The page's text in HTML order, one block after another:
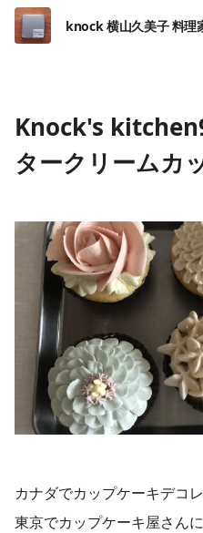
knock 横山久美子 料理
Knock's
タークリームカ
カナダでカップケーキデコ
東京でカップケーキ屋さん